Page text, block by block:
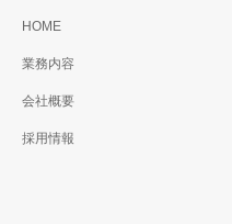
HOME
業務内容
会社概要
採用情報